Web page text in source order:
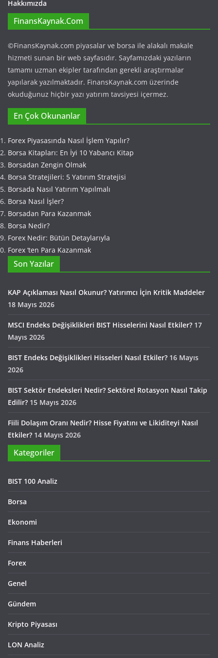
Hakkımızda
FinansKaynak.Com
©FinansKaynak.com piyasalar ve borsa ile alakalı makale
hizmeti sunan bir web sayfasıdır. Sayfamızdaki yazıların
tamamı uzman ekipler tarafından gerekli araştırmalar
yapılarak yazılmaktadır. FinansKaynak.com üzerinde
okuduğunuz hiçbir yazı yatırım tavsiyesi içermez.
En Çok Okunanlar
Forex Piyasasında Nasıl İşlem Yapılır?
Borsa Kitapları: En İyi 10 Yabancı Kitap
Borsadan Zengin Olmak
Borsa Stratejileri: 5 Yatırım Stratejisi
Borsada Nasıl Yatırım Yapılmalı
Borsa Nasıl İşler?
Borsadan Para Kazanmak
Borsa Nedir?
Forex Nedir: Bütün Detaylarıyla
Forex ‘ten Para Kazanmak
Son Yazılar
KAP Açıklaması Nasıl Okunur? Yatırımcı İçin Kritik Maddeler
18 Mayıs 2026
MSCI Endeks Değişiklikleri BIST Hisselerini Nasıl Etkiler? 17
Mayıs 2026
BIST Endeks Değişiklikleri Hisseleri Nasıl Etkiler? 16 Mayıs
2026
BIST Sektör Endeksleri Nedir? Sektörel Rotasyon Nasıl Takip
Edilir? 15 Mayıs 2026
Fiili Dolaşım Oranı Nedir? Hisse Fiyatını ve Likiditeyi Nasıl
Etkiler? 14 Mayıs 2026
Kategoriler
BIST 100 Analiz
Borsa
Ekonomi
Finans Haberleri
Forex
Genel
Gündem
Kripto Piyasası
LON Analiz